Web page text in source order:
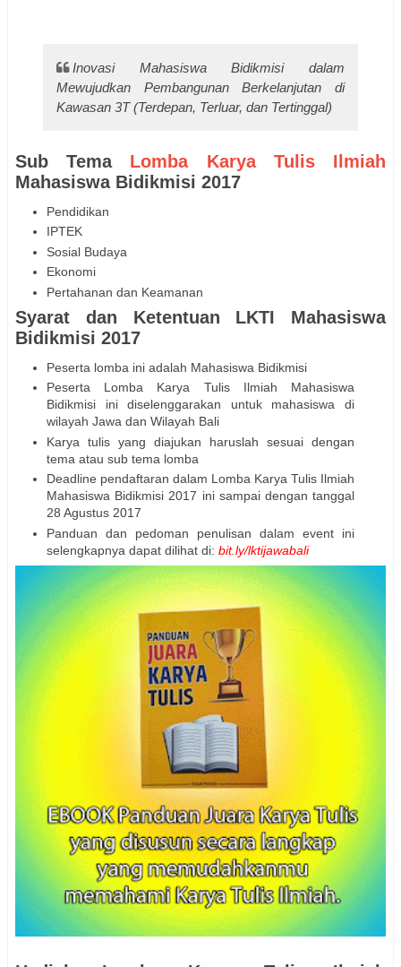
Inovasi Mahasiswa Bidikmisi dalam
Mewujudkan Pembangunan Berkelanjutan di
Kawasan 3T (Terdepan, Terluar, dan Tertinggal)
Sub Tema Lomba Karya Tulis Ilmiah
Mahasiswa Bidikmisi 2017
Pendidikan
IPTEK
Sosial Budaya
Ekonomi
Pertahanan dan Keamanan
Syarat dan Ketentuan LKTI Mahasiswa
Bidikmisi 2017
Peserta lomba ini adalah Mahasiswa Bidikmisi
Peserta Lomba Karya Tulis Ilmiah Mahasiswa
Bidikmisi ini diselenggarakan untuk mahasiswa di
wilayah Jawa dan Wilayah Bali
Karya tulis yang diajukan haruslah sesuai dengan
tema atau sub tema lomba
Deadline pendaftaran dalam Lomba Karya Tulis Ilmiah
Mahasiswa Bidikmisi 2017 ini sampai dengan tanggal
28 Agustus 2017
Panduan dan pedoman penulisan dalam event ini
selengkapnya dapat dilihat di: bit.ly/lktijawabali